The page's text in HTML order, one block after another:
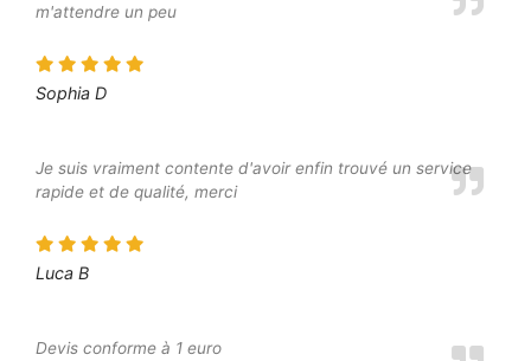
m'attendre un peu
Sophia D
Je suis vraiment contente d'avoir enfin trouvé un service
rapide et de qualité, merci
Luca B
Devis conforme à 1 euro